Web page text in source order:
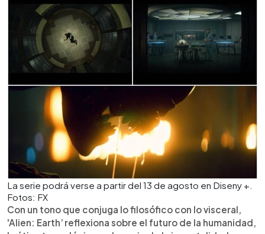
La serie podrá verse a partir del 13 de agosto en Diseny +.
Fotos: FX
Con un tono que conjuga lo filosófico con lo visceral,
'Alien: Earth' reflexiona sobre el futuro de la humanidad,